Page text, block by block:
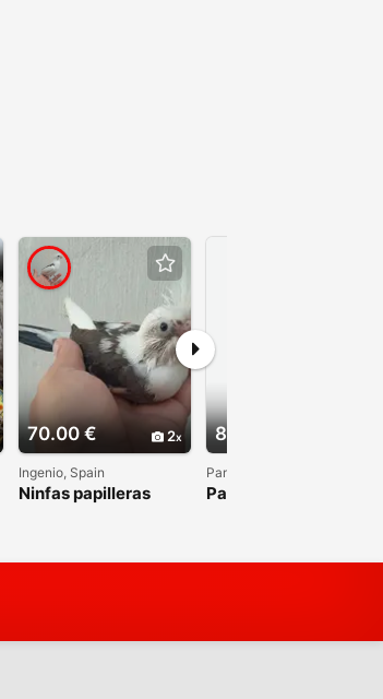
70.00 € 2
Ingenio, Spain
Ninfas papilleras
80.00 €
Pamplona, Spain
Pareja reproductora